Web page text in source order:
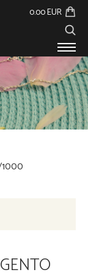
0.00 EUR
PRODOTTI
SU DI NOI
EVENTI
BLOG